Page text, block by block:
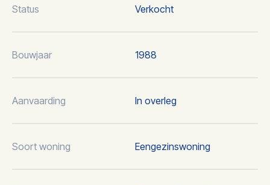
Status Verkocht
Bouwjaar 1988
Aanvaarding In overleg
Soort woning Eengezinswoning